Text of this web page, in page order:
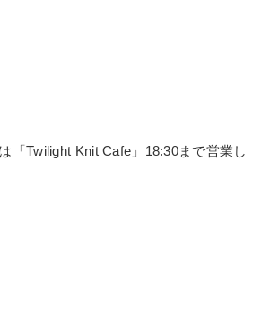
「Twilight Knit Cafe」18:30まで営業し